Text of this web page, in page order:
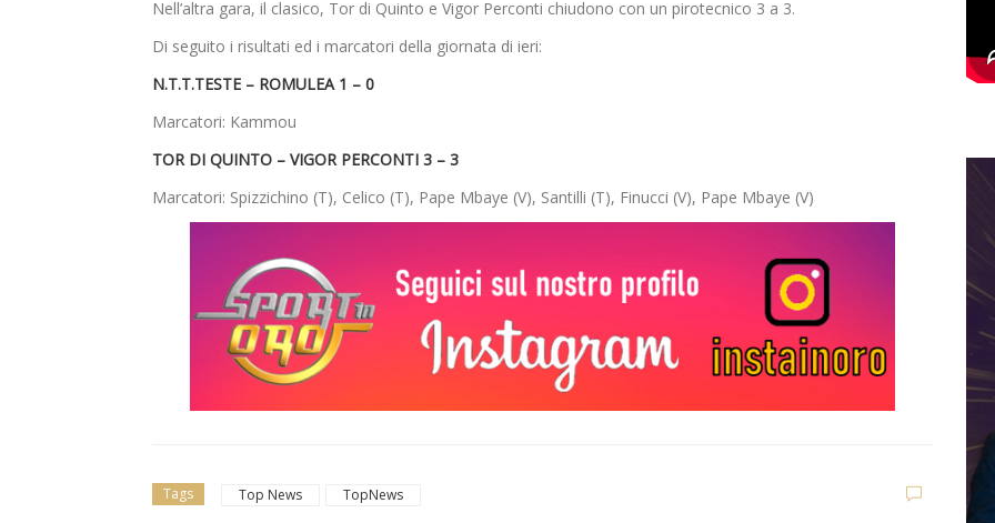
Nell’altra gara, il clasico, Tor di Quinto e Vigor Perconti chiudono con un pirotecnico 3 a 3.
Di seguito i risultati ed i marcatori della giornata di ieri:
N.T.T.TESTE – ROMULEA 1 – 0
Marcatori: Kammou
TOR DI QUINTO – VIGOR PERCONTI 3 – 3
Marcatori: Spizzichino (T), Celico (T), Pape Mbaye (V), Santilli (T), Finucci (V), Pape Mbaye (V)
Tags Top News TopNews
news in primo piano